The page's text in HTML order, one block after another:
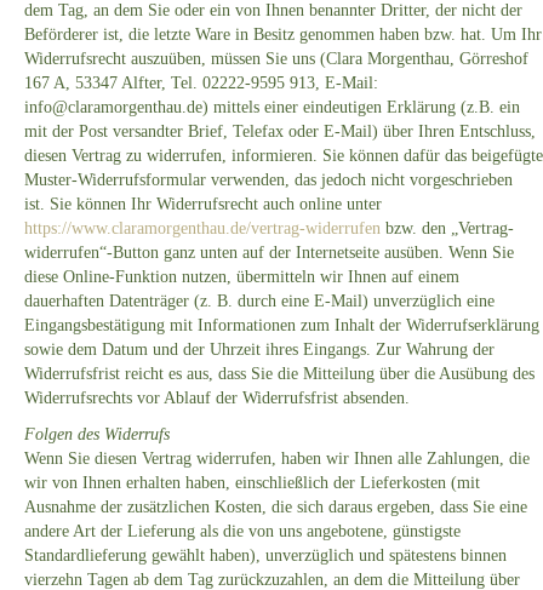
dem Tag, an dem Sie oder ein von Ihnen benannter Dritter, der nicht der
Beförderer ist, die letzte Ware in Besitz genommen haben bzw. hat. Um Ihr
Widerrufsrecht auszuüben, müssen Sie uns (Clara Morgenthau, Görreshof
167 A, 53347 Alfter, Tel. 02222-9595 913, E-Mail:
info@claramorgenthau.de) mittels einer eindeutigen Erklärung (z.B. ein
mit der Post versandter Brief, Telefax oder E-Mail) über Ihren Entschluss,
diesen Vertrag zu widerrufen, informieren. Sie können dafür das beigefügte
Muster-Widerrufsformular verwenden, das jedoch nicht vorgeschrieben
ist. Sie können Ihr Widerrufsrecht auch online unter
https://www.claramorgenthau.de/vertrag-widerrufen bzw. den „Vertrag-
widerrufen“-Button ganz unten auf der Internetseite ausüben. Wenn Sie
diese Online-Funktion nutzen, übermitteln wir Ihnen auf einem
dauerhaften Datenträger (z. B. durch eine E-Mail) unverzüglich eine
Eingangsbestätigung mit Informationen zum Inhalt der Widerrufserklärung
sowie dem Datum und der Uhrzeit ihres Eingangs. Zur Wahrung der
Widerrufsfrist reicht es aus, dass Sie die Mitteilung über die Ausübung des
Widerrufsrechts vor Ablauf der Widerrufsfrist absenden.
Folgen des Widerrufs
Wenn Sie diesen Vertrag widerrufen, haben wir Ihnen alle Zahlungen, die
wir von Ihnen erhalten haben, einschließlich der Lieferkosten (mit
Ausnahme der zusätzlichen Kosten, die sich daraus ergeben, dass Sie eine
andere Art der Lieferung als die von uns angebotene, günstigste
Standardlieferung gewählt haben), unverzüglich und spätestens binnen
vierzehn Tagen ab dem Tag zurückzuzahlen, an dem die Mitteilung über